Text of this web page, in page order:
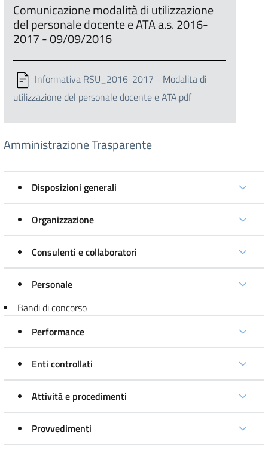
Comunicazione modalità di utilizzazione
del personale docente e ATA a.s. 2016-
2017 - 09/09/2016
Informativa RSU_2016-2017 - Modalita di
utilizzazione del personale docente e ATA.pdf
Amministrazione Trasparente
Disposizioni generali
Organizzazione
Consulenti e collaboratori
Personale
Bandi di concorso
Performance
Enti controllati
Attività e procedimenti
Provvedimenti